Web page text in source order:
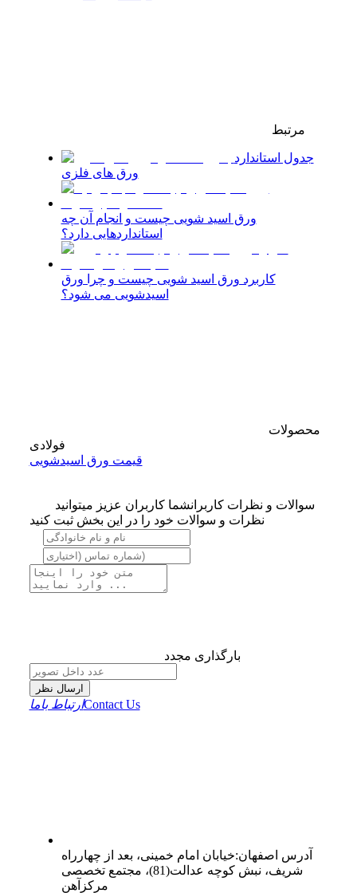
مرتبط
جدول استاندارد
ورق های فلزی
ورق اسید شویی چیست و انجام آن چه
استانداردهایی دارد؟
کاربرد ورق اسید شویی چیست و چرا ورق
اسیدشویی می شود؟
محصولات
فولادی
قیمت ورق اسیدشویی
سوالات و نظرات کاربرانشما کاربران عزیز میتوانید
نظرات و سوالات خود را در این بخش ثبت کنید
بارگذاری مجدد
ارسال نظر
ارتباط باماContact Us
آدرس اصفهان:خیابان امام خمینی، بعد از چهارراه
شریف، نبش کوچه عدالت(81)، مجتمع تخصصی
مرکزآهن